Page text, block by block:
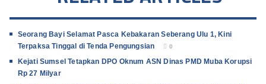
Seorang Bayi Selamat Pasca Kebakaran Seberang Ulu 1, Kini
Terpaksa Tinggal di Tenda Pengungsian
0
Kejati Sumsel Tetapkan DPO Oknum ASN Dinas PMD Muba Korupsi
Rp 27 Milyar